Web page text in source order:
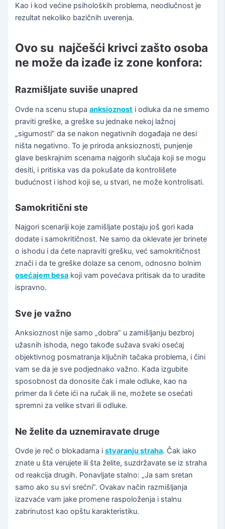
Kao i kod većine psiholoških problema, neodlučnost je
rezultat nekoliko bazičnih uverenja.
Ovo su najčešći krivci zašto osoba
ne može da izađe iz zone konfora:
Razmišljate suviše unapred
Ovde na scenu stupaanksioznost i odluka da ne smemo
praviti greške, a greške su jednake nekoj lažnoj
„sigurnosti” da se nakon negativnih događaja ne desi
ništa negativno. To je priroda anksioznosti, punjenje
glave beskrajnim scenama najgorih slučaja koji se mogu
desiti, i pritiska vas da pokušate da kontrolišete
budućnost i ishod koji se, u stvari, ne može kontrolisati.
Samokritični ste
Najgori scenariji koje zamišljate postaju još gori kada
dodate i samokritičnost. Ne samo da oklevate jer brinete
o ishodu i da ćete napraviti grešku, već samokritičnost
znači i da te greške dolaze sa cenom, odnosno bolnim
osećajem besa koji vam povećava pritisak da to uradite
ispravno.
Sve je važno
Anksioznost nije samo „dobra” u zamišljanju bezbroj
užasnih ishoda, nego takođe sužava svaki osećaj
objektivnog posmatranja ključnih tačaka problema, i čini
vam se da je sve podjednako važno. Kada izgubite
sposobnost da donosite čak i male odluke, kao na
primer da li ćete ići na ručak ili ne, možete se osećati
spremni za velike stvari ili odluke.
Ne želite da uznemiravate druge
Ovde je reč o blokadama istvaranju straha. Čak iako
znate u šta verujete ili šta želite, suzdržavate se iz straha
od reakcija drugih. Ponavljate stalno: „Ja sam sretan
samo ako su svi srećni”. Ovakav način razmišljanja
izazvaće vam jake promene raspoloženja i stalnu
zabrinutost kao opštu karakteristiku.